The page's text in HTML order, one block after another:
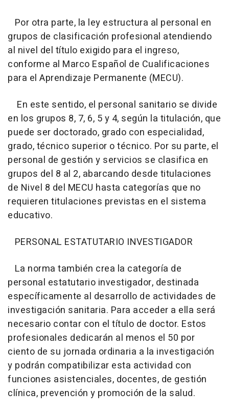
Por otra parte, la ley estructura al personal en
grupos de clasificación profesional atendiendo
al nivel del título exigido para el ingreso,
conforme al Marco Español de Cualificaciones
para el Aprendizaje Permanente (MECU).
En este sentido, el personal sanitario se divide
en los grupos 8, 7, 6, 5 y 4, según la titulación, que
puede ser doctorado, grado con especialidad,
grado, técnico superior o técnico. Por su parte, el
personal de gestión y servicios se clasifica en
grupos del 8 al 2, abarcando desde titulaciones
de Nivel 8 del MECU hasta categorías que no
requieren titulaciones previstas en el sistema
educativo.
PERSONAL ESTATUTARIO INVESTIGADOR
La norma también crea la categoría de
personal estatutario investigador, destinada
específicamente al desarrollo de actividades de
investigación sanitaria. Para acceder a ella será
necesario contar con el título de doctor. Estos
profesionales dedicarán al menos el 50 por
ciento de su jornada ordinaria a la investigación
y podrán compatibilizar esta actividad con
funciones asistenciales, docentes, de gestión
clínica, prevención y promoción de la salud.